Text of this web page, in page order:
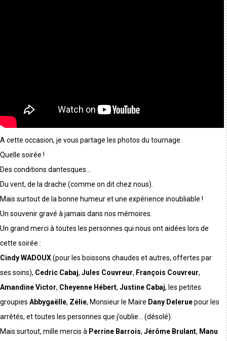
A cette occasion, je vous partage les photos du tournage.
Quelle soirée !
Des conditions dantesques…
Du vent, de la drache (comme on dit chez nous).
Mais surtout de la bonne humeur et une expérience inoubliable !
Un souvenir gravé à jamais dans nos mémoires.
Un grand merci à toutes les personnes qui nous ont aidées lors de
cette soirée :
Cindy WADOUX(pour les boissons chaudes et autres, offertes par
ses soins), Cedric Cabaj, Jules Couvreur, François Couvreur,
Amandine Victor, Cheyenne Hébert, Justine Cabaj, les petites
groupies Abbygaëlle, Zélie, Monsieur le Maire Dany Deleruepour les
arrêtés, et toutes les personnes que j’oublie… (désolé).
Mais surtout, mille mercis à Perrine Barrois, Jérôme Brulant, Manu